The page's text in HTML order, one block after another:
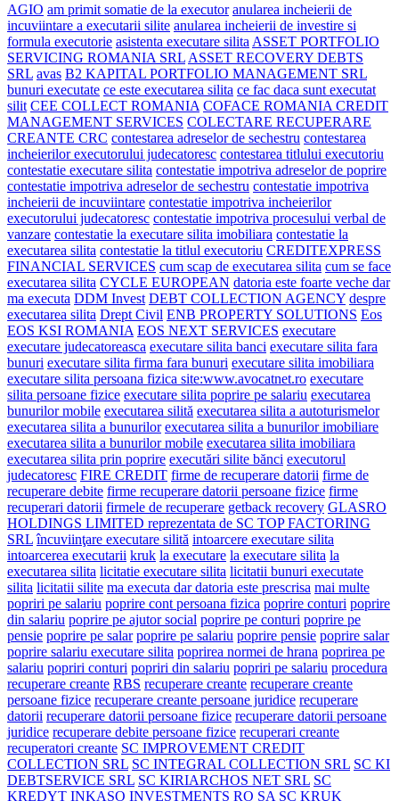
AGIO am primit somatie de la executor anularea incheierii de
incuviintare a executarii silite anularea incheierii de investire si
formula executorie asistenta executare silita ASSET PORTFOLIO
SERVICING ROMANIA SRL ASSET RECOVERY DEBTS
SRL avas B2 KAPITAL PORTFOLIO MANAGEMENT SRL
bunuri executate ce este executarea silita ce fac daca sunt executat
silit CEE COLLECT ROMANIA COFACE ROMANIA CREDIT
MANAGEMENT SERVICES COLECTARE RECUPERARE
CREANTE CRC contestarea adreselor de sechestru contestarea
incheierilor executorului judecatoresc contestarea titlului executoriu
contestatie executare silita contestatie impotriva adreselor de poprire
contestatie impotriva adreselor de sechestru contestatie impotriva
incheierii de incuviintare contestatie impotriva incheierilor
executorului judecatoresc contestatie impotriva procesului verbal de
vanzare contestatie la executare silita imobiliara contestatie la
executarea silita contestatie la titlul executoriu CREDITEXPRESS
FINANCIAL SERVICES cum scap de executarea silita cum se face
executarea silita CYCLE EUROPEAN datoria este foarte veche dar
ma executa DDM Invest DEBT COLLECTION AGENCY despre
executarea silita Drept Civil ENB PROPERTY SOLUTIONS Eos
EOS KSI ROMANIA EOS NEXT SERVICES executare
executare judecatoreasca executare silita banci executare silita fara
bunuri executare silita firma fara bunuri executare silita imobiliara
executare silita persoana fizica site:www.avocatnet.ro executare
silita persoane fizice executare silita poprire pe salariu executarea
bunurilor mobile executarea silită executarea silita a autoturismelor
executarea silita a bunurilor executarea silita a bunurilor imobiliare
executarea silita a bunurilor mobile executarea silita imobiliara
executarea silita prin poprire executări silite bănci executorul
judecatoresc FIRE CREDIT firme de recuperare datorii firme de
recuperare debite firme recuperare datorii persoane fizice firme
recuperari datorii firmele de recuperare getback recovery GLASRO
HOLDINGS LIMITED reprezentata de SC TOP FACTORING
SRL încuviinţare executare silită intoarcere executare silita
intoarcerea executarii kruk la executare la executare silita la
executarea silita licitatie executare silita licitatii bunuri executate
silita licitatii silite ma executa dar datoria este prescrisa mai multe
popriri pe salariu poprire cont persoana fizica poprire conturi poprire
din salariu poprire pe ajutor social poprire pe conturi poprire pe
pensie poprire pe salar poprire pe salariu poprire pensie poprire salar
poprire salariu executare silita poprirea normei de hrana poprirea pe
salariu popriri conturi popriri din salariu popriri pe salariu procedura
recuperare creante RBS recuperare creante recuperare creante
persoane fizice recuperare creante persoane juridice recuperare
datorii recuperare datorii persoane fizice recuperare datorii persoane
juridice recuperare debite persoane fizice recuperari creante
recuperatori creante SC IMPROVEMENT CREDIT
COLLECTION SRL SC INTEGRAL COLLECTION SRL SC KI
DEBTSERVICE SRL SC KIRIARCHOS NET SRL SC
KREDYT INKASO INVESTMENTS RO SA SC KRUK